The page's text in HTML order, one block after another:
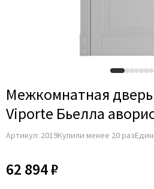
Alvero
Archie
Armadillo
Aurum Doors
Bravo
Межкомнатная дверь
Viporte Бьелла
Артикул: 2019Купили менее 20 раз
62 894 ₽